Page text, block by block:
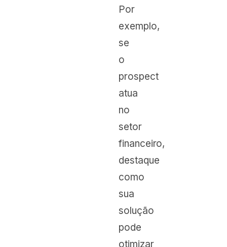
Por
exemplo,
se
o
prospect
atua
no
setor
financeiro,
destaque
como
sua
solução
pode
otimizar